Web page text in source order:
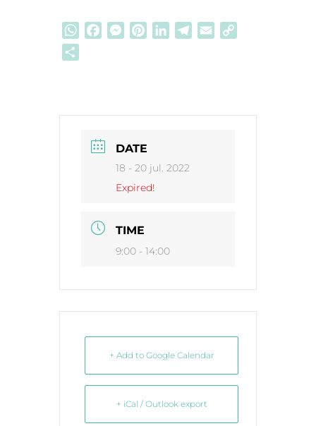
WhatsApp
Facebook
Messenger
PinterestLinkedInTelegram
Email
DATE
18 - 20 jul. 2022
Expired!
TIME
9:00 - 14:00
+ Add to Google Calendar
+ iCal / Outlook export